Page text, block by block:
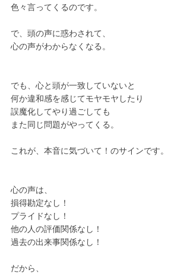
色々言ってくるのです。
で、頭の声に惑わされて、
心の声がわからなくなる。
でも、心と頭が一致していないと
何か違和感を感じてモヤモヤしたり
誤魔化してやり過ごしても
また同じ問題がやってくる。
これが、本音に気づいて！のサインです。
心の声は、
損得勘定なし！
プライドなし！
他の人の評価関係なし！
過去の出来事関係なし！
だから、